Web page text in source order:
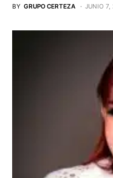
BY GRUPO CERTEZA JUNIO 7,